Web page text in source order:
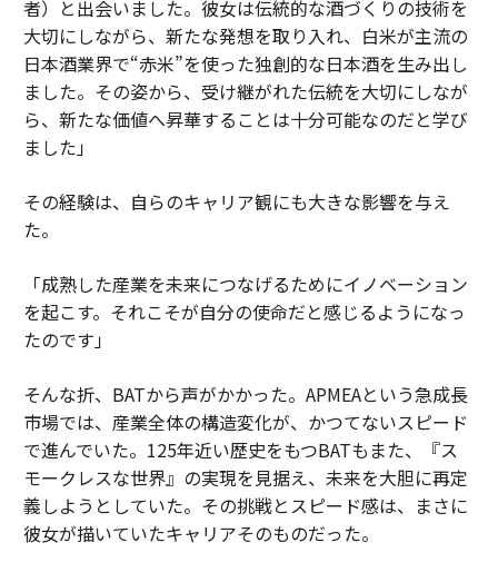
者）と出会いました。彼女は伝統的な酒づくりの技術を
大切にしながら、新たな発想を取り入れ、白米が主流の
日本酒業界で“赤米”を使った独創的な日本酒を生み出し
ました。その姿から、受け継がれた伝統を大切にしなが
ら、新たな価値へ昇華することは十分可能なのだと学び
ました」
その経験は、自らのキャリア観にも大きな影響を与え
た。
「成熟した産業を未来につなげるためにイノベーション
を起こす。それこそが自分の使命だと感じるようになっ
たのです」
そんな折、BATから声がかかった。APMEAという急成長
市場では、産業全体の構造変化が、かつてないスピード
で進んでいた。125年近い歴史をもつBATもまた、『ス
モークレスな世界』の実現を見据え、未来を大胆に再定
義しようとしていた。その挑戦とスピード感は、まさに
彼女が描いていたキャリアそのものだった。